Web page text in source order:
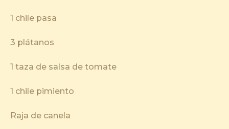
1 chile pasa
3 plátanos
1 taza de salsa de tomate
1 chile pimiento
Raja de canela